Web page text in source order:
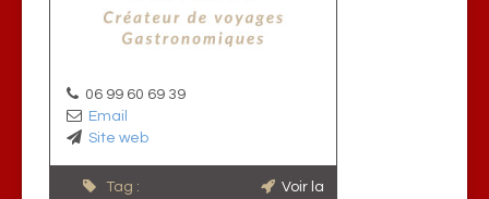
06 99 60 69 39
Email
Site web
Tag :
Voir la